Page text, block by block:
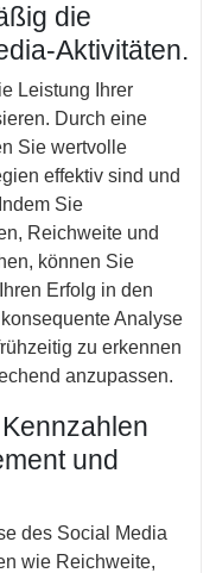
die
Aktivitäten.
Leistung Ihrer
Durch eine
Sie wertvolle
effektiv sind und
Sie
Reichweite und
können Sie
Erfolg in den
Analyse
zu erkennen
anzupassen.
und
des Social Media
wie Reichweite,